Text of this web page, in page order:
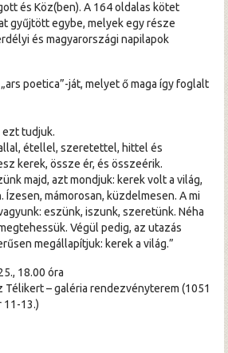
és Köz(ben). A 164 oldalas kötet
gyűjtött egybe, melyek egy része
és magyarországi napilapok
poetica”-ját, melyet ő maga így foglalt
ezt tudjuk.
étellel, szeretettel, hittel és
kerek, össze ér, és összeérik.
majd, azt mondjuk: kerek volt a világ,
Ízesen, mámorosan, küzdelmesen. A mi
eszünk, iszunk, szeretünk. Néha
Végül pedig, az utazás
megállapítjuk: kerek a világ.”
18.00 óra
Télikert – galéria rendezvényterem (1051
11-13.)